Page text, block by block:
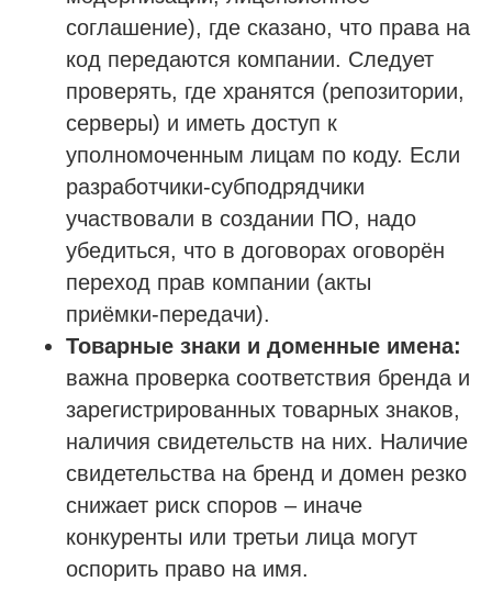
соглашение), где сказано, что права на
код передаются компании. Следует
проверять, где хранятся (репозитории,
серверы) и иметь доступ к
уполномоченным лицам по коду. Если
разработчики-субподрядчики
участвовали в создании ПО, надо
убедиться, что в договорах оговорён
переход прав компании (акты
приёмки-передачи).
Товарные знаки и доменные имена:
важна проверка соответствия бренда и
зарегистрированных товарных знаков,
наличия свидетельств на них. Наличие
свидетельства на бренд и домен резко
снижает риск споров – иначе
конкуренты или третьи лица могут
оспорить право на имя.